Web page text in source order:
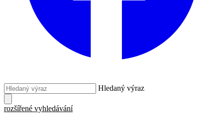
Hledaný výraz
rozšířené vyhledávání